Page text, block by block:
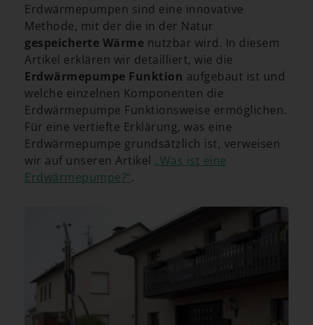
Erdwärmepumpen sind eine innovative
Methode, mit der die in der Natur
gespeicherte Wärme nutzbar wird. In diesem
Artikel erklären wir detailliert, wie die
Erdwärmepumpe Funktion aufgebaut ist und
welche einzelnen Komponenten die
Erdwärmepumpe Funktionsweise ermöglichen.
Für eine vertiefte Erklärung, was eine
Erdwärmepumpe grundsätzlich ist, verweisen
wir auf unseren Artikel „Was ist eine
Erdwärmepumpe?“.